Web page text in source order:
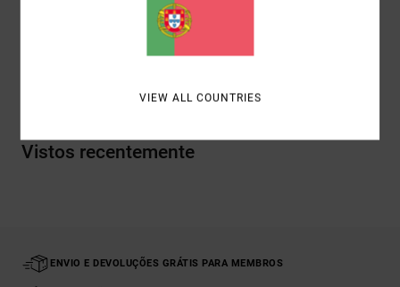
60% algodão, 40% acrílico
Vistos recentemente
ENVIO E DEVOLUÇÕES GRÁTIS PARA MEMBROS
VIEW ALL COUNTRIES